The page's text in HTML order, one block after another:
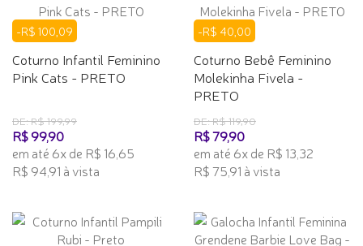
-R$ 100,09
Coturno Infantil Feminino
Pink Cats - PRETO
DE: R$ 199,99
R$ 99,90
em até 6x de R$ 16,65
R$ 94,91 à vista
-R$ 40,00
Coturno Bebê Feminino
Molekinha Fivela -
PRETO
DE: R$ 119,90
R$ 79,90
em até 6x de R$ 13,32
R$ 75,91 à vista